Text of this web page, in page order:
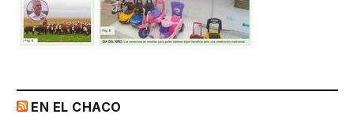
EN EL CHACO